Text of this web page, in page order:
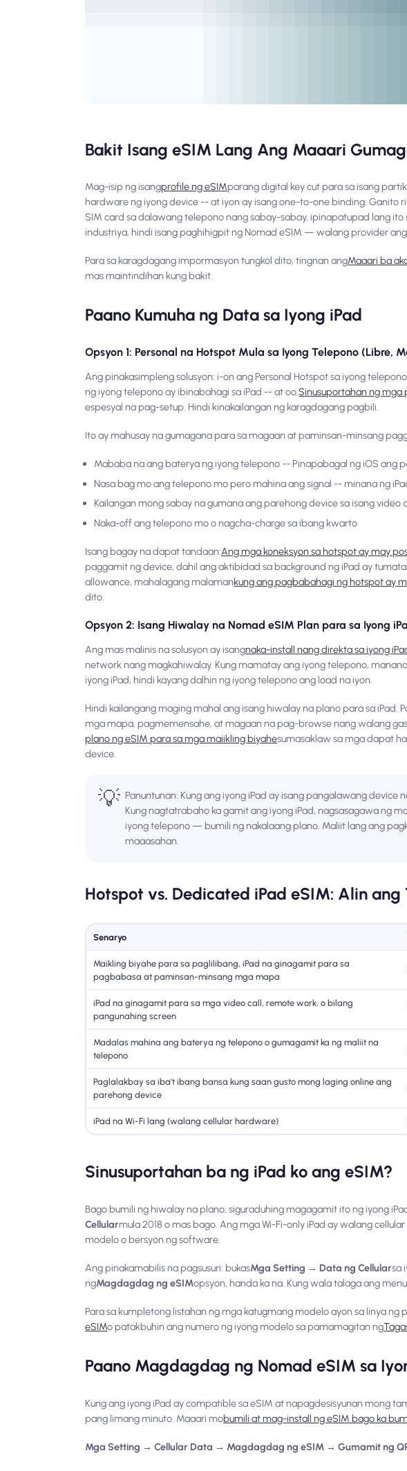
Bakit Isang eSIM Lang Ang Maaari
Mag-isip ng isangprofile ng eSIMparang digital key cut para sa isang
hardware ng iyong device -- at iyon ay isang one-to-one binding. Ganito
SIM card sa dalawang telepono nang sabay-sabay, ipinapatupad lang
industriya, hindi isang paghihigpit ng Nomad eSIM — walang provider
Para sa karagdagang impormasyon tungkol dito, tingnan angMaaari ba
mas maintindihan kung bakit.
Paano Kumuha ng Data sa Iyong iPad
Opsyon 1: Personal na Hotspot Mula sa Iyong Telepono (Libre,
Ang pinakasimpleng solusyon: i-on ang Personal Hotspot sa iyong
ng iyong telepono ay ibinabahagi sa iPad -- at oo,Sinusuportahan ng
espesyal na pag-setup. Hindi kinakailangan ng karagdagang pagbili.
Ito ay mahusay na gumagana para sa magaan at paminsan-minsang
Mababa na ang baterya ng iyong telepono -- Pinapabagal ng iOS
Nasa bag mo ang telepono mo pero mahina ang signal -- minana ng
Kailangan mong sabay na gumana ang parehong device sa isang video
Naka-off ang telepono mo o nagcha-charge sa ibang kwarto
Isang bagay na dapat tandaan:Ang mga koneksyon sa hotspot ay may
paggamit ng device, dahil ang aktibidad sa background ng iPad ay
allowance, mahalagang malamankung ang pagbabahagi ng hotspot ay
dito.
Opsyon 2: Isang Hiwalay na Nomad eSIM Plan para sa Iyong
Ang mas malinis na solusyon ay isangnaka-install nang direkta sa iyong
network nang magkahiwalay. Kung mamatay ang iyong telepono,
iyong iPad, hindi kayang dalhin ng iyong telepono ang load na iyon.
Hindi kailangang maging mahal ang isang hiwalay na plano para sa iPad.
mga mapa, pagmemensahe, at magaan na pag-browse nang walang
plano ng eSIM para sa mga maiikling biyahesumasaklaw sa mga dapat
device.
💡 Panuntunan: Kung ang iyong iPad ay isang pangalawang
Kung nagtatrabaho ka gamit ang iyong iPad, nagsasagawa ng
iyong telepono — bumili ng nakalaang plano. Maliit lang ang
maaasahan.
Hotspot vs. Dedicated iPad eSIM: Alin
Senaryo
Maikling biyahe para sa paglilibang, iPad na ginagamit para sa
pagbabasa at paminsan-minsang mga mapa
iPad na ginagamit para sa mga video call, remote work, o bilang
pangunahing screen
Madalas mahina ang baterya ng telepono o gumagamit ka ng maliit na
telepono
Paglalakbay sa iba't ibang bansa kung saan gusto mong laging online ang
parehong device
iPad na Wi-Fi lang (walang cellular hardware)
Sinusuportahan ba ng iPad ko ang eSIM?
Bago bumili ng hiwalay na plano, siguraduhing magagamit ito ng iyong
Cellularmula 2018 o mas bago. Ang mga Wi-Fi-only iPad ay walang
modelo o bersyon ng software.
Ang pinakamabilis na pagsusuri: bukasMga Setting → Data ng Cellularsa
ngMagdagdag ng eSIMopsyon, handa ka na. Kung wala talaga ang
Para sa kumpletong listahan ng mga katugmang modelo ayon sa linya ng
eSIMo patakbuhin ang numero ng iyong modelo sa pamamagitan ng
Paano Magdagdag ng Nomad eSIM sa
Kung ang iyong iPad ay compatible sa eSIM at napagdesisyunan mong
pang limang minuto. Maaari mobumili at mag-install ng eSIM bago ka
Mga Setting → Cellular Data → Magdagdag ng eSIM → Gumamit ng